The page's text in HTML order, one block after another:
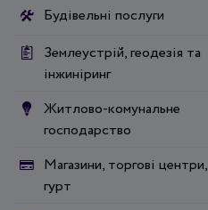
Будівельні послуги
Землеустрій, геодезія та
інжиніринг
Житлово-комунальне
господарство
Магазини, торгові центри,
гурт